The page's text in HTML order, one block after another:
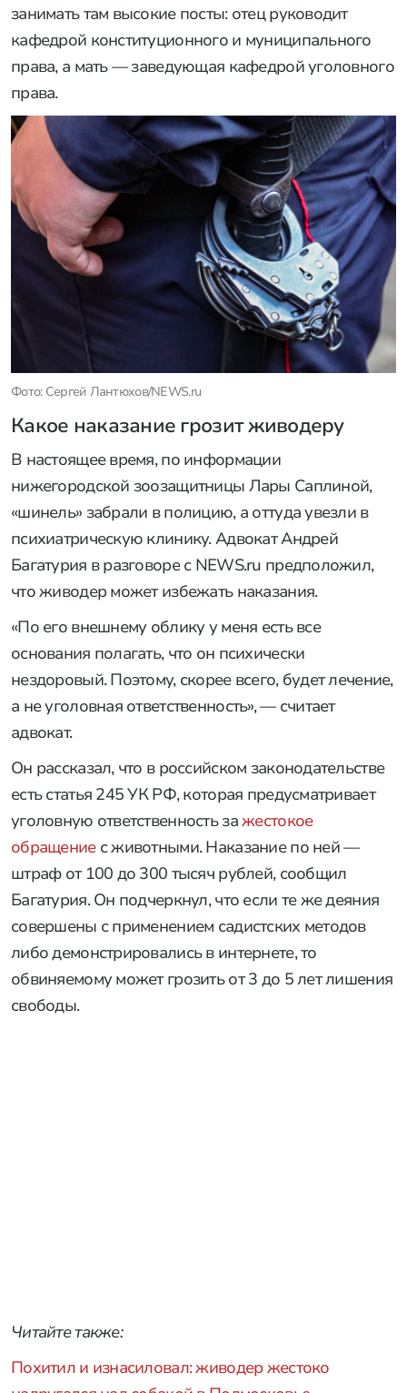
занимать там высокие посты: отец руководит
кафедрой конституционного и муниципального
права, а мать — заведующая кафедрой уголовного
права.
Фото: Сергей Лантюхов/NEWS.ru
Какое наказание грозит живодеру
В настоящее время, по информации
нижегородской зоозащитницы Лары Саплиной,
«шинель» забрали в полицию, а оттуда увезли в
психиатрическую клинику. Адвокат Андрей
Багатурия в разговоре с NEWS.ru предположил,
что живодер может избежать наказания.
«По его внешнему облику у меня есть все
основания полагать, что он психически
нездоровый. Поэтому, скорее всего, будет лечение,
а не уголовная ответственность», — считает
адвокат.
Он рассказал, что в российском законодательстве
есть статья 245 УК РФ, которая предусматривает
уголовную ответственность зажестокое
обращениес животными. Наказание по ней —
штраф от 100 до 300 тысяч рублей, сообщил
Багатурия. Он подчеркнул, что если те же деяния
совершены с применением садистских методов
либо демонстрировались в интернете, то
обвиняемому может грозить от 3 до 5 лет лишения
свободы.
Читайте также:
Похитил и изнасиловал: живодер жестоко